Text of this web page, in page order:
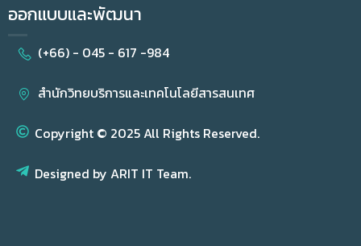
ออกแบบและพัฒนา
(+66) - 045 - 617 -984
สำนักวิทยบริการและเทคโนโลยีสารสนเทศ
Copyright © 2025 All Rights Reserved.
Designed by ARIT IT Team.